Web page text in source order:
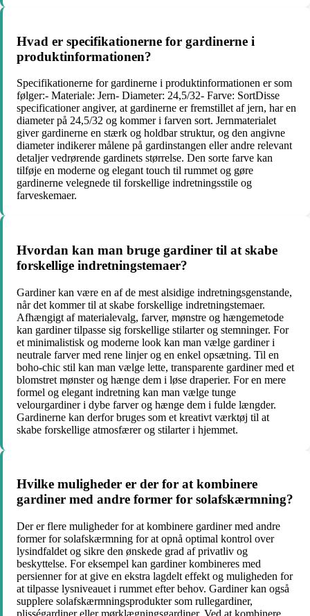
Hvad er specifikationerne for gardinerne i
produktinformationen?
Specifikationerne for gardinerne i produktinformationen er som
følger:- Materiale: Jern- Diameter: 24,5/32- Farve: SortDisse
specificationer angiver, at gardinerne er fremstillet af jern, har en
diameter på 24,5/32 og kommer i farven sort. Jernmaterialet
giver gardinerne en stærk og holdbar struktur, og den angivne
diameter indikerer målene på gardinstangen eller andre relevant
detaljer vedrørende gardinets størrelse. Den sorte farve kan
tilføje en moderne og elegant touch til rummet og gøre
gardinerne velegnede til forskellige indretningsstile og
farveskemaer.
Hvordan kan man bruge gardiner til at skabe
forskellige indretningstemaer?
Gardiner kan være en af de mest alsidige indretningsgenstande,
når det kommer til at skabe forskellige indretningstemaer.
Afhængigt af materialevalg, farver, mønstre og hængemetode
kan gardiner tilpasse sig forskellige stilarter og stemninger. For
et minimalistisk og moderne look kan man vælge gardiner i
neutrale farver med rene linjer og en enkel opsætning. Til en
boho-chic stil kan man vælge lette, transparente gardiner med et
blomstret mønster og hænge dem i løse draperier. For en mere
formel og elegant indretning kan man vælge tunge
velourgardiner i dybe farver og hænge dem i fulde længder.
Gardinerne kan derfor bruges som et kreativt værktøj til at
skabe forskellige atmosfærer og stilarter i hjemmet.
Hvilke muligheder er der for at kombinere
gardiner med andre former for solafskærmning?
Der er flere muligheder for at kombinere gardiner med andre
former for solafskærmning for at opnå optimal kontrol over
lysindfaldet og sikre den ønskede grad af privatliv og
beskyttelse. For eksempel kan gardiner kombineres med
persienner for at give en ekstra lagdelt effekt og muligheden for
at tilpasse lysniveauet i rummet efter behov. Gardiner kan også
supplere solafskærmningsprodukter som rullegardiner,
plisségardiner eller mørklægningsgardiner. Ved at kombinere